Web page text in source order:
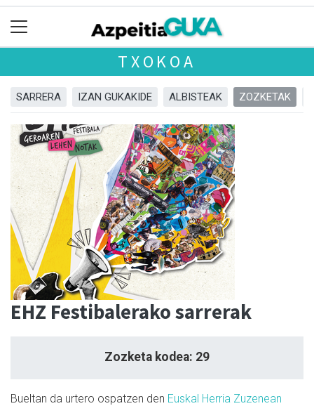
TXOKOA
SARRERA IZAN GUKAKIDE ALBISTEAK ZOZKETAK
EHZ Festibalerako sarrerak
Zozketa kodea: 29
Bueltan da urtero ospatzen den Euskal Herria Zuzenean